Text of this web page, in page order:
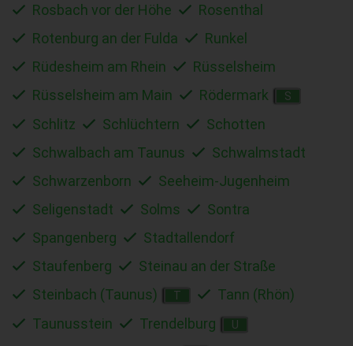
Rosbach vor der Höhe
Rosenthal
Rotenburg an der Fulda
Runkel
Rüdesheim am Rhein
Rüsselsheim
Rüsselsheim am Main
Rödermark S
Schlitz Schlüchtern
Schotten
Schwalbach am Taunus
Schwalmstadt
Schwarzenborn
Seeheim-Jugenheim
Seligenstadt
Solms
Sontra
Spangenberg
Stadtallendorf
Staufenberg
Steinau an der Straße
Steinbach (Taunus)
T
Tann (Rhön)
Taunusstein
Trendelburg U